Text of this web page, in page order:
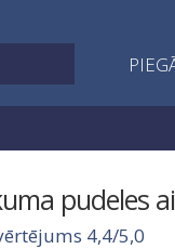
pudeles
4,4/5,0